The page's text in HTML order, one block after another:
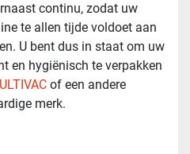
continu, zodat uw
te allen tijde voldoet aan
U bent dus in staat om uw
en hygiënisch te verpakken
of een andere
merk.